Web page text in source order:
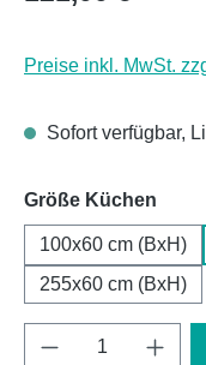
Preise inkl. MwSt.
Sofort verfügbar,
Größe Küchen
100x60 cm (BxH)
255x60 cm (BxH)
Produkt